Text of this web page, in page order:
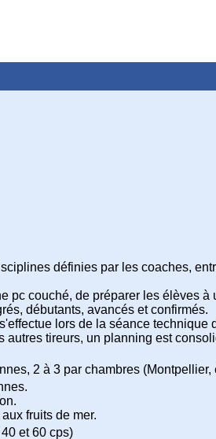
définies par les coaches,
pc couché, de préparer les élèves
débutants, avancés et confirmés.
lors de la séance technique
tireurs, un planning est
2 à 3 par chambres
fruits de mer.
et 60 cps)